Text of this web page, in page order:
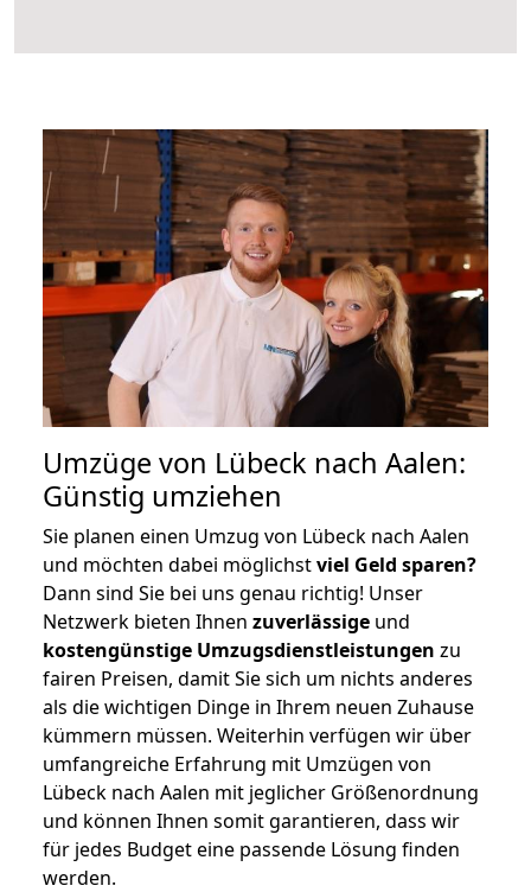
Umzüge von Lübeck nach Aalen:
Günstig umziehen
Sie planen einen Umzug von Lübeck nach Aalen
und möchten dabei möglichstviel Geld sparen?
Dann sind Sie bei uns genau richtig! Unser
Netzwerk bieten Ihnen zuverlässige und
kostengünstige Umzugsdienstleistungen zu
fairen Preisen, damit Sie sich um nichts anderes
als die wichtigen Dinge in Ihrem neuen Zuhause
kümmern müssen. Weiterhin verfügen wir über
umfangreiche Erfahrung mit Umzügen von
Lübeck nach Aalen mit jeglicher Größenordnung
und können Ihnen somit garantieren, dass wir
für jedes Budget eine passende Lösung finden
werden.